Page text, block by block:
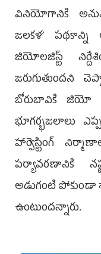
వినియోగానికి
జలకళ’ పథకాన్ని
జియోలజిస్ట్‌
జరుగుతుందని
బోరుబావికి జియో
భూగర్భజలాలు
హార్వెస్టింగ్‌
పర్యావరణానికి
అడుగంటి పోకుండా
ఉంటుందన్నారు.